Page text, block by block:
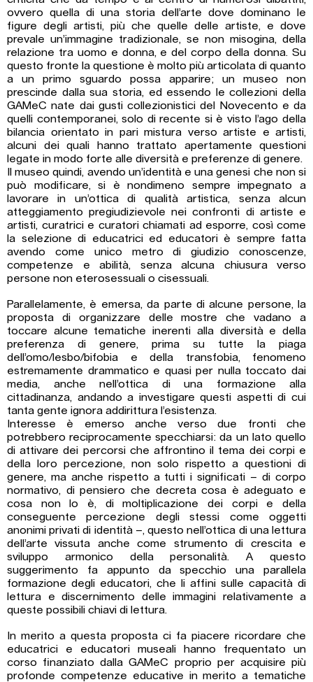
ovvero quella di una storia dell’arte dove dominano le
figure degli artisti, più che quelle delle artiste, e dove
prevale un’immagine tradizionale, se non misogina, della
relazione tra uomo e donna, e del corpo della donna. Su
questo fronte la questione è molto più articolata di quanto
a un primo sguardo possa apparire; un museo non
prescinde dalla sua storia, ed essendo le collezioni della
GAMeC nate dai gusti collezionistici del Novecento e da
quelli contemporanei, solo di recente si è visto l’ago della
bilancia orientato in pari mistura verso artiste e artisti,
alcuni dei quali hanno trattato apertamente questioni
legate in modo forte alle diversità e preferenze di genere.
Il museo quindi, avendo un’identità e una genesi che non si
può modificare, si è nondimeno sempre impegnato a
lavorare in un’ottica di qualità artistica, senza alcun
atteggiamento pregiudizievole nei confronti di artiste e
artisti, curatrici e curatori chiamati ad esporre, così come
la selezione di educatrici ed educatori è sempre fatta
avendo come unico metro di giudizio conoscenze,
competenze e abilità, senza alcuna chiusura verso
persone non eterosessuali o cisessuali.
Parallelamente, è emersa, da parte di alcune persone, la
proposta di organizzare delle mostre che vadano a
toccare alcune tematiche inerenti alla diversità e della
preferenza di genere, prima su tutte la piaga
dell’omo/lesbo/bifobia e della transfobia, fenomeno
estremamente drammatico e quasi per nulla toccato dai
media, anche nell’ottica di una formazione alla
cittadinanza, andando a investigare questi aspetti di cui
tanta gente ignora addirittura l’esistenza.
Interesse è emerso anche verso due fronti che
potrebbero reciprocamente specchiarsi: da un lato quello
di attivare dei percorsi che affrontino il tema dei corpi e
della loro percezione, non solo rispetto a questioni di
genere, ma anche rispetto a tutti i significati – di corpo
normativo, di pensiero che decreta cosa è adeguato e
cosa non lo è, di moltiplicazione dei corpi e della
conseguente percezione degli stessi come oggetti
anonimi privati di identità –, questo nell’ottica di una lettura
dell’arte vissuta anche come strumento di crescita e
sviluppo armonico della personalità. A questo
suggerimento fa appunto da specchio una parallela
formazione degli educatori, che li affini sulle capacità di
lettura e discernimento delle immagini relativamente a
queste possibili chiavi di lettura.
In merito a questa proposta ci fa piacere ricordare che
educatrici e educatori museali hanno frequentato un
corso finanziato dalla GAMeC proprio per acquisire più
profonde competenze educative in merito a tematiche